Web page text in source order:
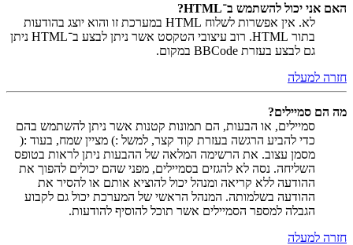
האם אני יכול להשתמש ב־HTML?
לא. אין אפשרות לשלוח HTML במערכת זו והוא יוצג בהודעות
בתור HTML. רוב עיצובי הטקסט אשר ניתן לבצע ב־HTML ניתן
גם לבצע בעזרת BBCode במקום.
חזרה למעלה
מה הם סמיילים?
סמיילים, או הבעות, הם תמונות קטנות אשר ניתן להשתמש בהם
כדי להביע הרגשה בעזרת קוד קצר, למשל :) מציין שמח, בעוד :(
מסמן עצוב. את הרשימה המלאה של ההבעות ניתן לראות בטופס
השליחה. נסה לא להגזים בסמיילים, מפני שהם יכולים להפוך את
ההודעה ללא קריאה ומנהל יכול להוציא אותם או להסיר את
ההודעה בשלמותה. המנהל הראשי של המערכת יכול גם לקבוע
הגבלה למספר הסמיילים אשר תוכל להוסיף להודעות.
חזרה למעלה